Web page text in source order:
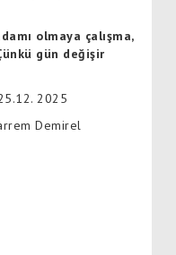
olmaya çalışma,
gün değişir